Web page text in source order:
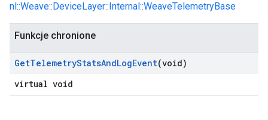
nl::Weave::DeviceLayer::Internal::WeaveTelemetryBase
Funkcje chronione
GetTelemetryStatsAndLogEvent(void)
virtual void